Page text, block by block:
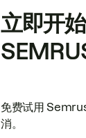
立即开
免费试用
消。